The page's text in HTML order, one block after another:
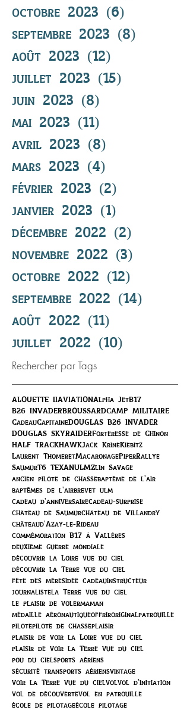
octobre 2023 (6)
septembre 2023 (8)
août 2023 (12)
juillet 2023 (15)
juin 2023 (8)
mai 2023 (11)
avril 2023 (8)
mars 2023 (4)
février 2023 (2)
janvier 2023 (1)
décembre 2022 (2)
novembre 2022 (3)
octobre 2022 (12)
septembre 2022 (14)
août 2022 (11)
juillet 2022 (10)
Rechercher par Tags
ALOUETTE IIAVIATIONAlpha JetB17
B26 INVADERBROUSSARDCAMP MILITAIRE
CadeauCapitaineDOUGLAS B26 INVADER
DOUGLAS SKYRAIDERForteresse de Chinon
HALF TRACKHAWKJack KrineKiebitz
Laurent ThomeretMacaronagePiperRallye
SaumurT6 TEXANULMZlin Savage
ancien pilote de chassebaptême de l'air
baptêmes de l'airbrevet ulm
cadeau d'anniversairecadeau-surprise
château de Saumurchâteau de Villandry
châteaud'Azay-le-Rideau
commémoration B17 à Vallères
deuxième guerre mondiale
découvrir la Loire vue du ciel
découvrir la Terre vue du ciel
fête des mèresidée cadeauinstructeur
journalistela Terre vue du ciel
le plaisir de volermaman
médaille aéronautiqueoffriroriginalpatrouille
pilotepilote de chasseplaisir
plaisir de voir la Loire vue du ciel
plaisir de voir la Terre vue du ciel
pou du cielsports aériens
sécurité transports aériensvintage
voir la Terre vue du cielvolvol d'initiation
vol de découvertevol en patrouille
école de pilotageécole pilotage